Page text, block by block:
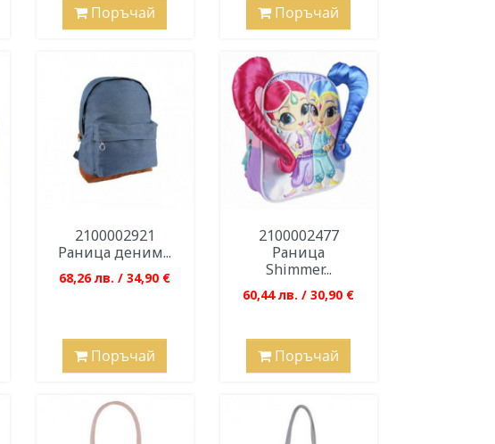
Поръчай Поръчай
2100002921
Раница деним...
68,26 лв. / 34,90 €
Поръчай
2100002477
Раница
Shimmer...
60,44 лв. / 30,90 €
Поръчай